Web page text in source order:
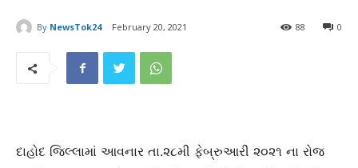
By NewsTok24 February 20, 2021 0
88
દાહોદ જિલ્લામાં આવનાર તા.૨૮મી ફેબ્રુઆરી ૨૦૨૧ ના રોજ